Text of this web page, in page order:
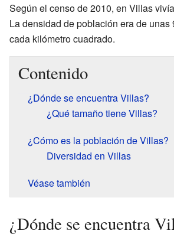
Según el censo de 2010, en Villas
La densidad de población era de unas
cada kilómetro cuadrado.
Contenido
¿Dónde se encuentra Villas?
¿Qué tamaño tiene Villas?
¿Cómo es la población de Villas?
Diversidad en Villas
Véase también
¿Dónde se encuentra